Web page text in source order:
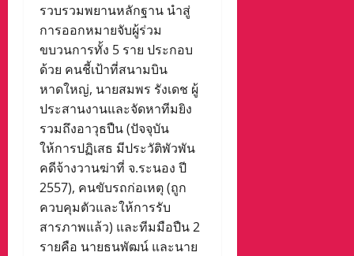
รวบรวมพยานหลักฐาน นำสู่
การออกหมายจับผู้ร่วม
ขบวนการทั้ง 5 ราย ประกอบ
ด้วย คนชี้เป้าที่สนามบิน
หาดใหญ่, นายสมพร รังเดช ผู้
ประสานงานและจัดหาทีมยิง
รวมถึงอาวุธปืน (ปัจจุบัน
ให้การปฏิเสธ มีประวัติพัวพัน
คดีจ้างวานฆ่าที่ จ.ระนอง ปี
2557), คนขับรถก่อเหตุ (ถูก
ควบคุมตัวและให้การรับ
สารภาพแล้ว) และทีมมือปืน 2
รายคือ นายธนพัฒน์ และนาย